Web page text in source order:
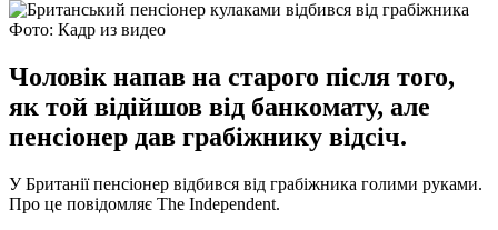
Фото: Кадр из видео
Чоловік напав на старого після того,
як той відійшов від банкомату, але
пенсіонер дав грабіжнику відсіч.
У Британії пенсіонер відбився від грабіжника голими руками.
Про це повідомляє The Independent.